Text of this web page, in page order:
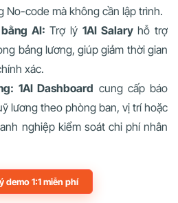
No-code mà không cần lập trình.
AI: Trợ lý 1AI Salaryhỗ trợ
bảng lương, giúp giảm thời gian
xác.
1AI Dashboard cung cấp báo
lương theo phòng ban, vị trí hoặc
nghiệp kiểm soát chi phí nhân
demo 1:1 miễn phí